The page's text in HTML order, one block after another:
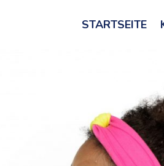
STARTSEITE